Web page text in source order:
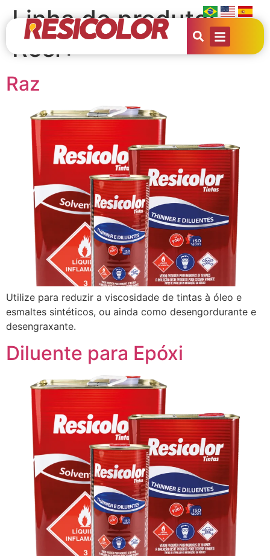
Linha do produto:
Resi+
Raz
Utilize para reduzir a viscosidade de tintas à óleo e
esmaltes sintéticos, ou ainda como desengordurante e
desengraxante.
Diluente para Epóxi